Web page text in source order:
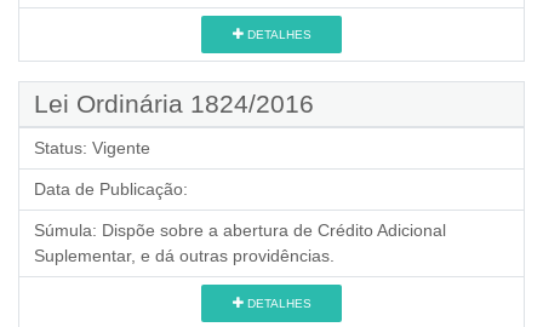
DETALHES
Lei Ordinária 1824/2016
Status: Vigente
Data de Publicação:
Súmula: Dispõe sobre a abertura de Crédito Adicional
Suplementar, e dá outras providências.
DETALHES